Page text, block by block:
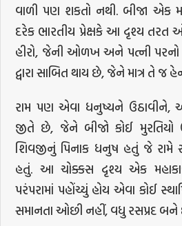
વાળી પણ શકતો નથી. બીજા એક
દરેક ભારતીય પ્રેક્ષકે આ દૃશ્ય
હીરો, જેની ઓળખ અને પત્ની પરનો
દ્વારા સાબિત થાય છે, જેને માત્ર તે જ
રામ પણ એવા ધનુષ્યને ઉઠાવીને,
જીતે છે, જેને બીજો કોઈ
શિવજીનું પિનાક ધનુષ હતું જે રામે
હતું. આ ચોક્કસ દૃશ્ય એક
પરંપરામાં પહોંચ્યું હોય એવા કોઈ
સમાનતા ઓછી નહીં, વધુ રસપ્રદ